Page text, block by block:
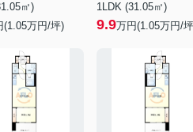
㎡)
(1.05万円/坪)
1LDK (31.05㎡)
9.9万円(1.05万円/